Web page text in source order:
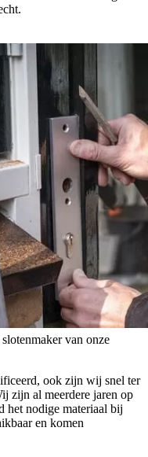
van onze
ook zijn wij snel ter
zijn al meerdere jaren op
het nodige materiaal bij
en komen